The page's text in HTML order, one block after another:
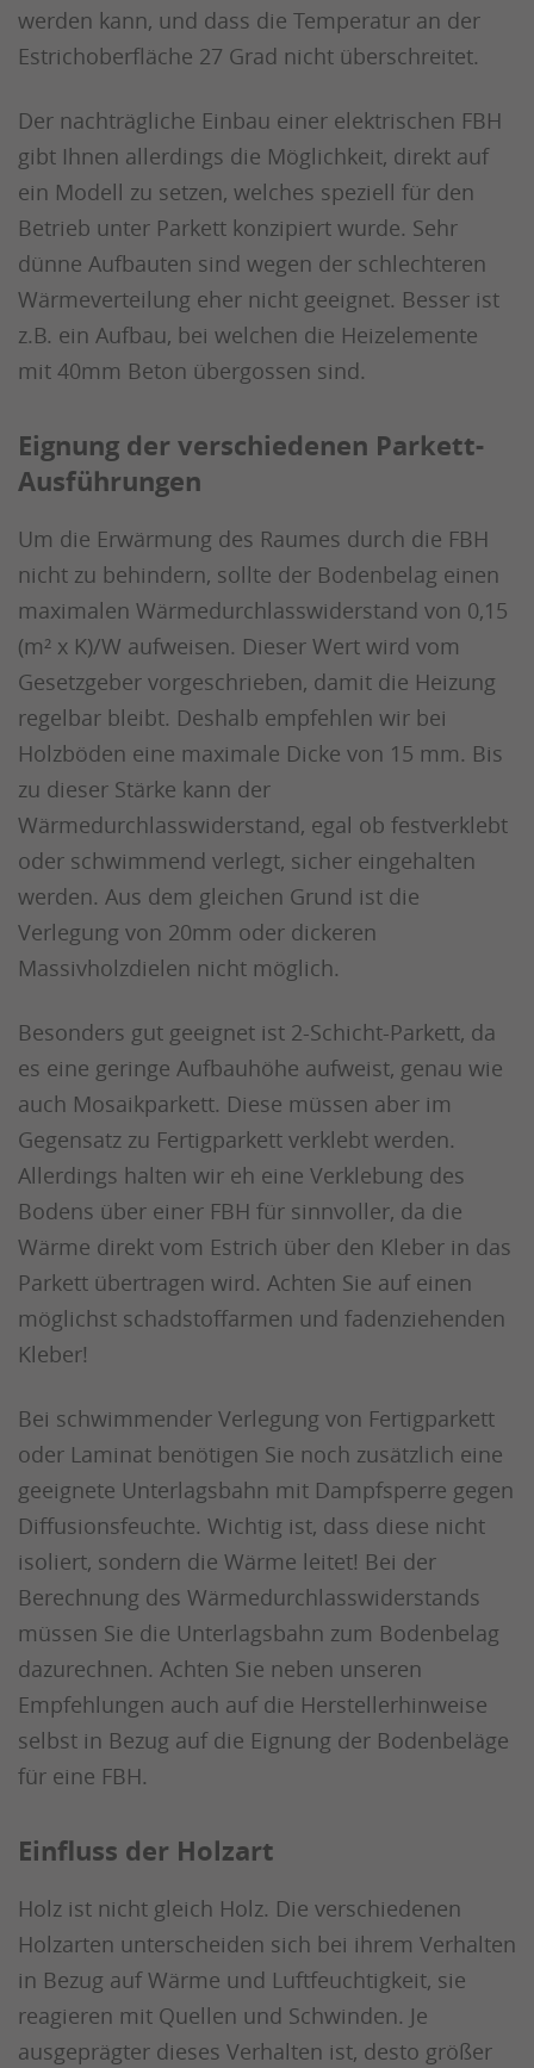
werden kann, und dass die Temperatur an der
Estrichoberfläche 27 Grad nicht überschreitet.
Der nachträgliche Einbau einer elektrischen FBH
gibt Ihnen allerdings die Möglichkeit, direkt auf
ein Modell zu setzen, welches speziell für den
Betrieb unter Parkett konzipiert wurde. Sehr
dünne Aufbauten sind wegen der schlechteren
Wärmeverteilung eher nicht geeignet. Besser ist
z.B. ein Aufbau, bei welchen die Heizelemente
mit 40mm Beton übergossen sind.
Eignung der verschiedenen Parkett-
Ausführungen
Um die Erwärmung des Raumes durch die FBH
nicht zu behindern, sollte der Bodenbelag einen
maximalen Wärmedurchlasswiderstand von 0,15
(m² x K)/W aufweisen. Dieser Wert wird vom
Gesetzgeber vorgeschrieben, damit die Heizung
regelbar bleibt. Deshalb empfehlen wir bei
Holzböden eine maximale Dicke von 15 mm. Bis
zu dieser Stärke kann der
Wärmedurchlasswiderstand, egal ob festverklebt
oder schwimmend verlegt, sicher eingehalten
werden. Aus dem gleichen Grund ist die
Verlegung von 20mm oder dickeren
Massivholzdielen nicht möglich.
Besonders gut geeignet ist 2-Schicht-Parkett, da
es eine geringe Aufbauhöhe aufweist, genau wie
auch Mosaikparkett. Diese müssen aber im
Gegensatz zu Fertigparkett verklebt werden.
Allerdings halten wir eh eine Verklebung des
Bodens über einer FBH für sinnvoller, da die
Wärme direkt vom Estrich über den Kleber in das
Parkett übertragen wird. Achten Sie auf einen
möglichst schadstoffarmen und fadenziehenden
Kleber!
Bei schwimmender Verlegung von Fertigparkett
oder Laminat benötigen Sie noch zusätzlich eine
geeignete Unterlagsbahn mit Dampfsperre gegen
Diffusionsfeuchte. Wichtig ist, dass diese nicht
isoliert, sondern die Wärme leitet! Bei der
Berechnung des Wärmedurchlasswiderstands
müssen Sie die Unterlagsbahn zum Bodenbelag
dazurechnen. Achten Sie neben unseren
Empfehlungen auch auf die Herstellerhinweise
selbst in Bezug auf die Eignung der Bodenbeläge
für eine FBH.
Einfluss der Holzart
Holz ist nicht gleich Holz. Die verschiedenen
Holzarten unterscheiden sich bei ihrem Verhalten
in Bezug auf Wärme und Luftfeuchtigkeit, sie
reagieren mit Quellen und Schwinden. Je
ausgeprägter dieses Verhalten ist, desto größer